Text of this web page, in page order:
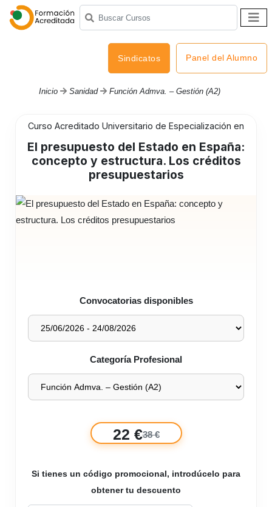
Sindicatos Panel del Alumno
Inicio Sanidad Función Admva. – Gestión (A2)
Curso Acreditado Universitario de Especialización en
El presupuesto del Estado en España:
concepto y estructura. Los créditos
presupuestarios
Convocatorias disponibles
Categoría Profesional
22 €38 €
Si tienes un código promocional, introdúcelo para
obtener tu descuento